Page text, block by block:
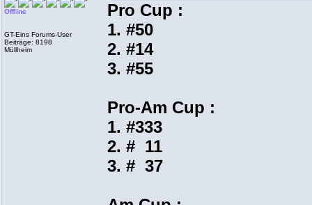
Offline
GT-Eins Forums-User
Beiträge: 8198
Müllheim
Pro Cup :
1. #50
2. #14
3. #55
Pro-Am Cup :
1. #333
2. # 11
3. # 37